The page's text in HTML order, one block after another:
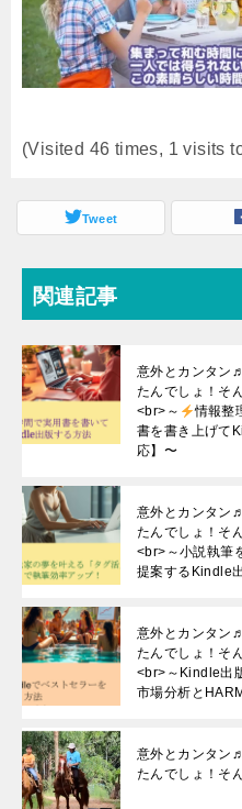
(Visited 46 times, 1 visits
Tweet
関連記事
意外とカンタン
たんでしょ！そ
<br>～
情報整
書を書き上げて
応】〜
意外とカンタン
たんでしょ！そ
<br>～小説執筆
提案するKindle
意外とカンタン
たんでしょ！そ
<br>～Kindle出
市場分析と
意外とカンタン
たんでしょ！そ